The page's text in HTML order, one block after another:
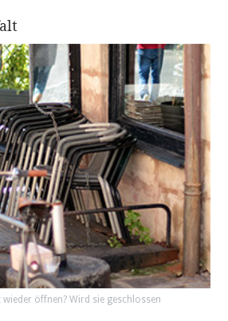
öffnen? Wird sie geschlossen